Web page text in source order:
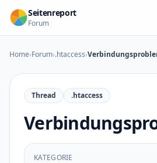
Zum Inhalt springen
Seitenreport
Forum
Home›Forum›.htaccess›
Thread .htaccess
KATEGORIE